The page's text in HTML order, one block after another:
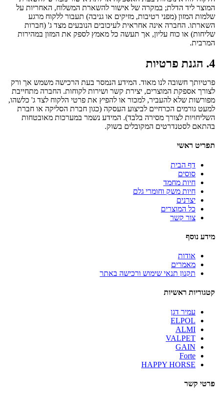
המוצר ליד הדלת; במקרה של אישור להשארת המשלוח, האחריות על
שלמות המזון (מפני רטיבות, מזיקים או גניבה) תעבור ללקוח מרגע
השארתו. החברה אינה אחראית לעיכובים הנובעים מצד ג' (חברות
שליחות) או כוח עליון, אך תעשה כל מאמץ לספק את המזון במהירות
המרבית.
4. הגנת פרטיות
פרטיותך חשובה לנו מאוד. המידע הנמסר בעת הרכישה משמש אך ורק
לצורך אספקת המוצרים, יצירת קשר ושירות לקוחות. החברה מתחייבת
מפורשות שלא להעביר, למכור או להפיץ את פרטי הלקוח לצד ג' כלשהו,
למעט גורמים הכרחיים לביצוע העסקה (כגון חברת הסליקה או חברת
השליחויות לצורך מסירה בלבד). המידע נשמר במערכות מאובטחות
בהתאם לסטנדרטים המקובלים בשוק.
תפריט ראשי
דף הבית
סוסים
חיות מחמד
חיות משק וחומרי גלם
יצרנים
כל המוצרים
צור קשר
מידע נוסף
אודות
מאמרים
תקנון תנאי שימוש ורכישה באתר
קטגוריות ראשיות
עמיר דגן
ELPOL
ALMI
VALPET
GAIN
Forte
HAPPY HORSE
פרטי קשר